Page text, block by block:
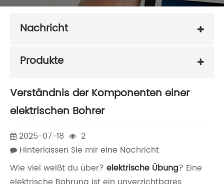
Nachricht
Produkte
Verständnis der Komponenten einer
elektrischen Bohrer
2025-07-18
2
Hinterlassen Sie mir eine Nachricht
Wie viel weißt du über? elektrische Übung? Eine